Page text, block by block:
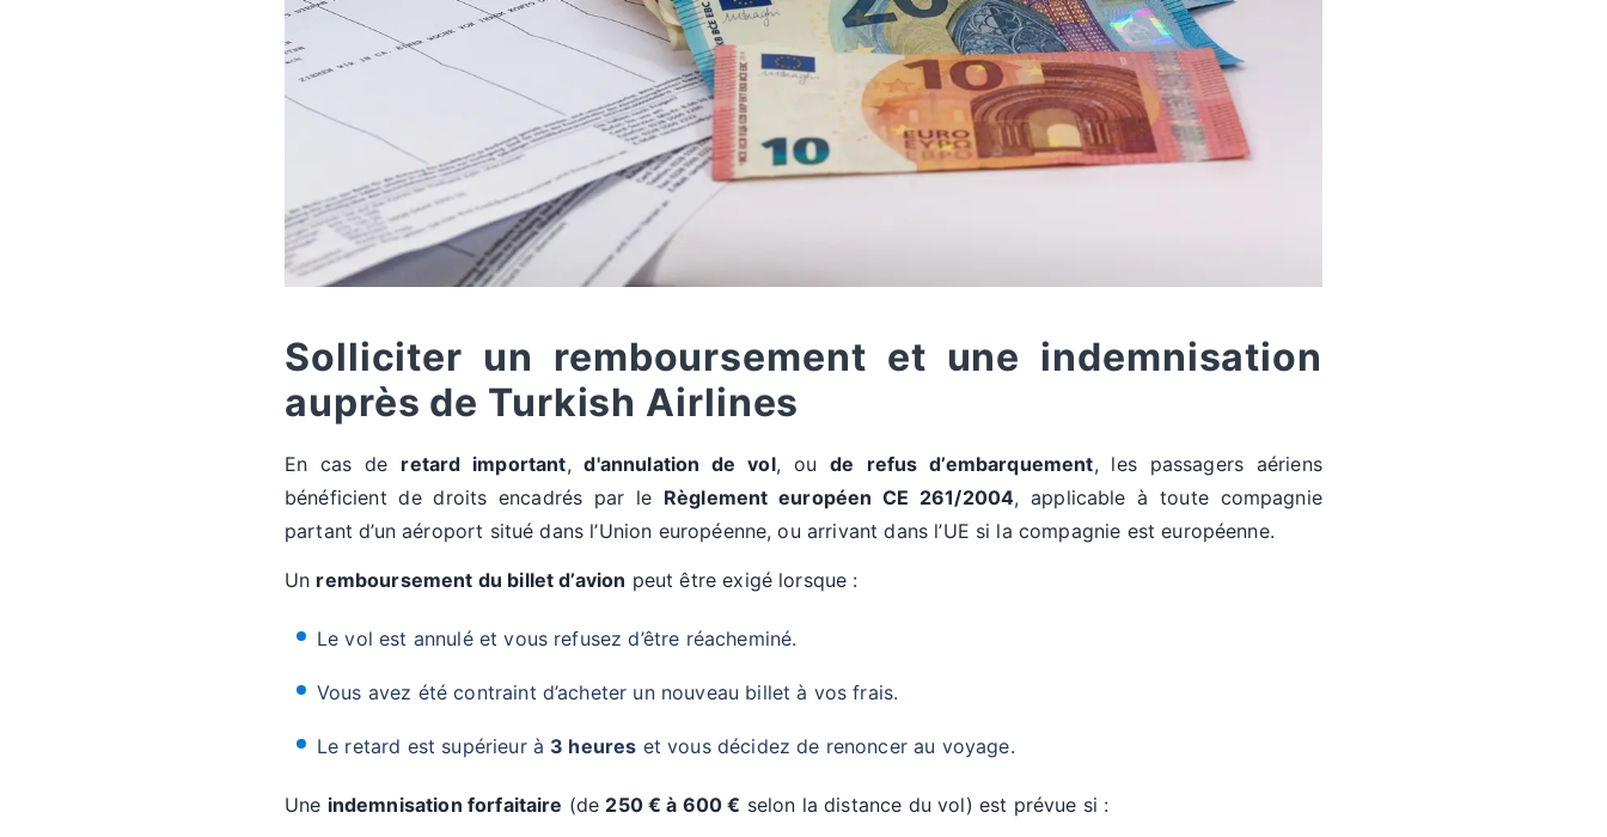
Solliciter un remboursement et une indemnisation
auprès de Turkish Airlines
En cas de retard important,d'annulation de vol, ou de refus d’embarquement, les passagers aériens
bénéficient de droits encadrés par le Règlement européen CE 261/2004, applicable à toute compagnie
partant d’un aéroport situé dans l’Union européenne, ou arrivant dans l’UE si la compagnie est européenne.
Un remboursement du billet d’avion peut être exigé lorsque :
Le vol est annulé et vous refusez d’être réacheminé.
Vous avez été contraint d’acheter un nouveau billet à vos frais.
Le retard est supérieur à 3 heures et vous décidez de renoncer au voyage.
Une indemnisation forfaitaire (de 250 € à 600 € selon la distance du vol) est prévue si :